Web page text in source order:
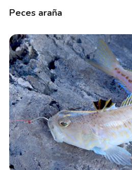
Peces araña